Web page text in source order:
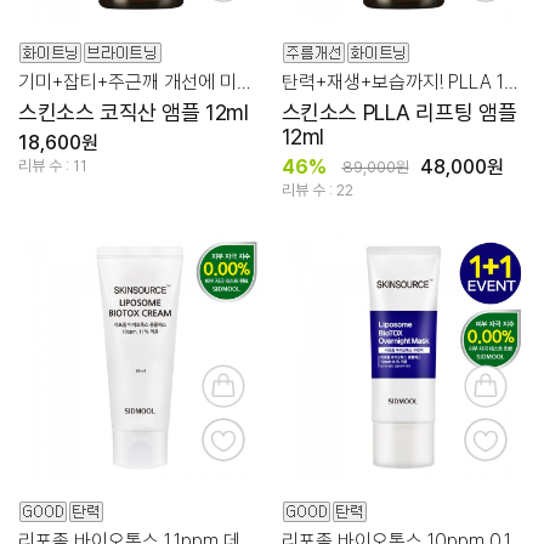
스킨소스 코직산 앰플 12ml
18,600원
리뷰 수 : 11
스킨소스 PLLA 리프팅 앰플
12ml
46% 89,000원 48,000원
리뷰 수 : 22